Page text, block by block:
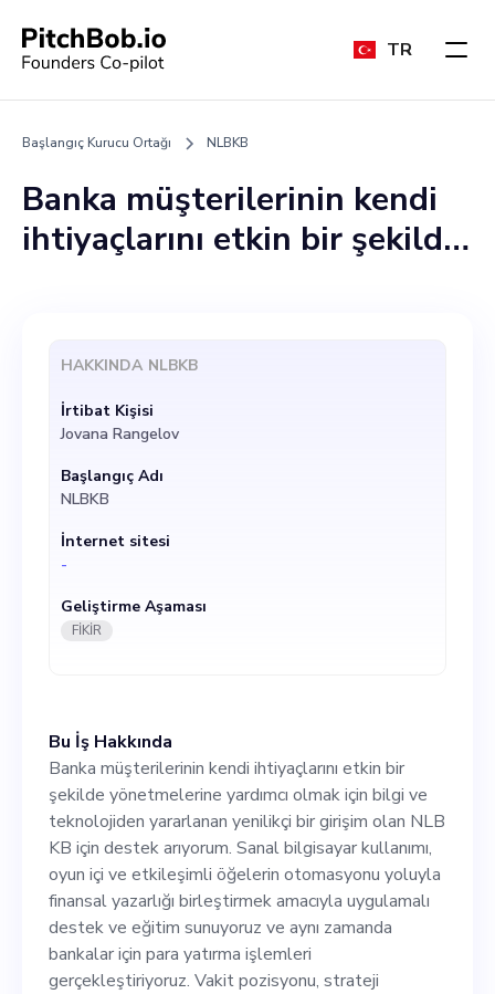
TR
Başlangıç Kurucu Ortağı NLBKB
Banka müşterilerinin kendi
ihtiyaçlarını etkin bir şekilde
teknolojiden yararlanan
yenilikçi bir girişim olan NLB
KB için destek arıyorum.
Sanal bilgisayar kullanımı,
oyun içi ve etkileşimli
öğelerin otomasyonu yoluyla
finansal yazarlığı
birleştirmek amacıyla
bankalar için para yatırma
işlemleri gerçekleştiriyoruz.
Vakit pozisyonu, strateji
sorumluluğunu paylaşacak
olan üst düzey yöneticiler
içindir. İdeal aday
Bu İş Hakkında
Banka müşterilerinin kendi ihtiyaçlarını etkin bir
şekilde yönetmelerine yardımcı olmak için bilgi ve
teknolojiden yararlanan yenilikçi bir girişim olan NLB
KB için destek arıyorum. Sanal bilgisayar kullanımı,
oyun içi ve etkileşimli öğelerin otomasyonu yoluyla
finansal yazarlığı birleştirmek amacıyla uygulamalı
destek ve eğitim sunuyoruz ve aynı zamanda
bankalar için para yatırma işlemleri
gerçekleştiriyoruz. Vakit pozisyonu, strateji
HAKKINDA NLBKB
İrtibat Kişisi
Jovana Rangelov
Başlangıç Adı
NLBKB
İnternet sitesi
-
Geliştirme Aşaması
FİKİR